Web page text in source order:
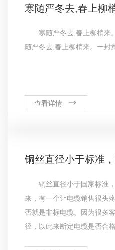
寒随严冬去,春上柳梢来
随严冬去,春上柳梢来。一封
查看详情
铜丝直径小于标准
铜丝直径小于国家标准
来，有一个让电缆销售很头
否就是非标电缆。因为很多
径，以此来断定电缆是否合